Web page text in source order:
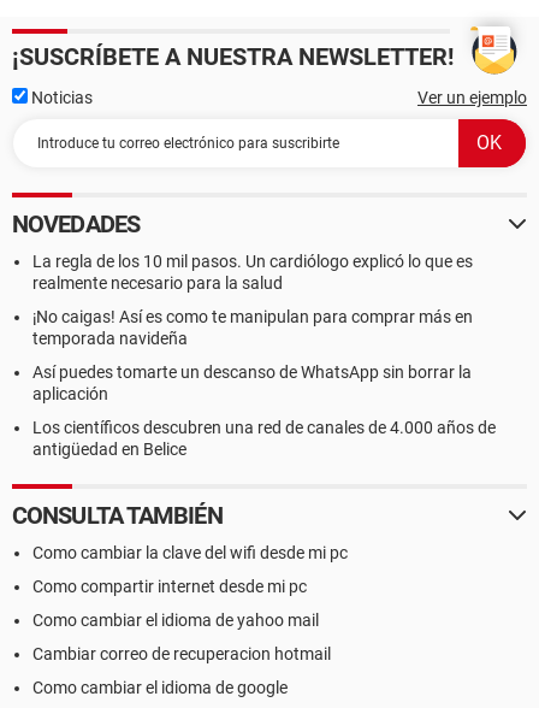
¡SUSCRÍBETE A NUESTRA NEWSLETTER!
Noticias Ver un ejemplo
NOVEDADES
La regla de los 10 mil pasos. Un cardiólogo explicó lo que es
realmente necesario para la salud
¡No caigas! Así es como te manipulan para comprar más en
temporada navideña
Así puedes tomarte un descanso de WhatsApp sin borrar la
aplicación
Los científicos descubren una red de canales de 4.000 años de
antigüedad en Belice
CONSULTA TAMBIÉN
Como cambiar la clave del wifi desde mi pc
Como compartir internet desde mi pc
Como cambiar el idioma de yahoo mail
Cambiar correo de recuperacion hotmail
Como cambiar el idioma de google